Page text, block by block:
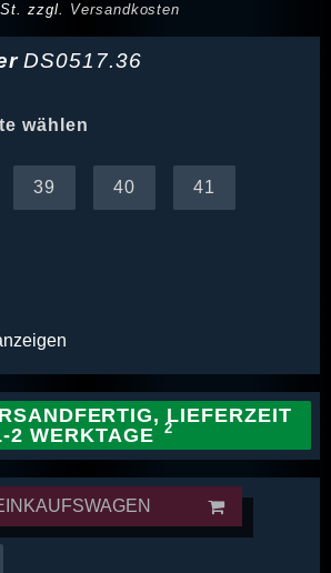
zzgl. Versandkosten
DS0517.36
wählen
39 40 41
LIEFERZEIT
2 WERKTAGE